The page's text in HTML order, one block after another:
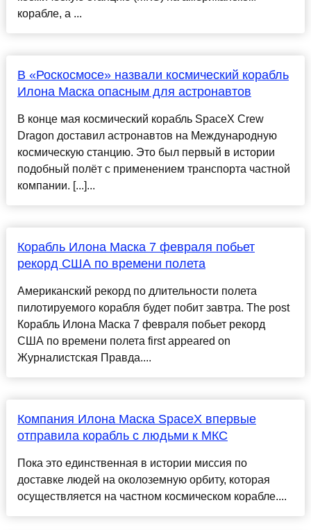
корабле, а ...
В «Роскосмосе» назвали космический корабль
Илона Маска опасным для астронавтов
В конце мая космический корабль SpaceX Crew
Dragon доставил астронавтов на Международную
космическую станцию. Это был первый в истории
подобный полёт с применением транспорта частной
компании. [...]...
Корабль Илона Маска 7 февраля побьет
рекорд США по времени полета
Американский рекорд по длительности полета
пилотируемого корабля будет побит завтра. The post
Корабль Илона Маска 7 февраля побьет рекорд
США по времени полета first appeared on
Журналистская Правда....
Компания Илона Маска SpaceX впервые
отправила корабль с людьми к МКС
Пока это единственная в истории миссия по
доставке людей на околоземную орбиту, которая
осуществляется на частном космическом корабле....